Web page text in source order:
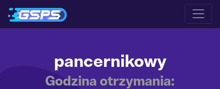
pancernikowy
Godzina otrzymania: